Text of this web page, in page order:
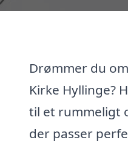
Drømmer du
Kirke Hyllinge?
til et rummeligt
der passer